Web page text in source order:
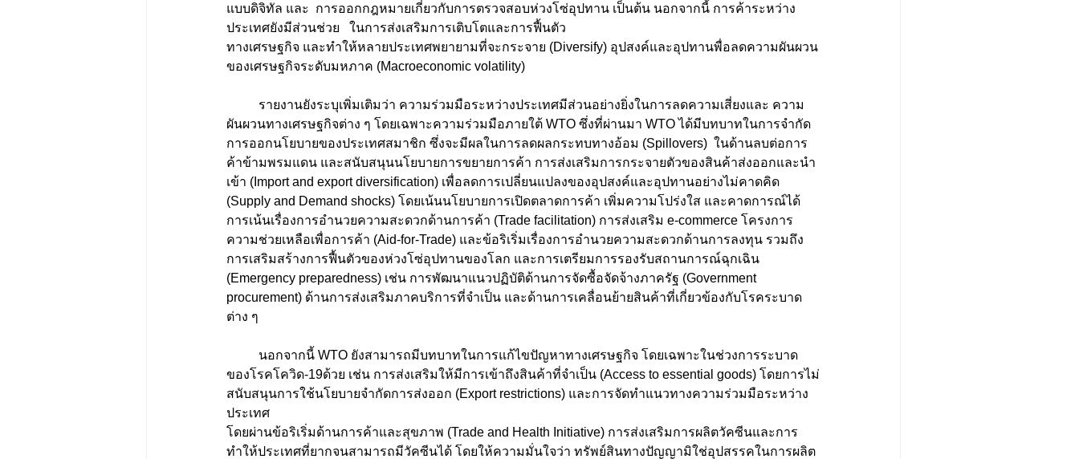
แบบดิจิทัล และ  การออกกฎหมายเกี่ยวกับการตรวจสอบห่วงโซ่อุปทาน เป็นต้น นอกจากนี้ การค้าระหว่าง
ประเทศยังมีส่วนช่วย   ในการส่งเสริมการเติบโตและการฟื้นตัว
ทางเศรษฐกิจ และทำให้หลายประเทศพยายามที่จะกระจาย (Diversify) อุปสงค์และอุปทานพื่อลดความผันผวน
ของเศรษฐกิจระดับมหภาค (Macroeconomic volatility)
ผันผวนทางเศรษฐกิจต่าง ๆ โดยเฉพาะความร่วมมือภายใต้ WTO ซึ่งที่ผ่านมา WTO ได้มีบทบาทในการจำกัด
การออกนโยบายของประเทศสมาชิก ซึ่งจะมีผลในการลดผลกระทบทางอ้อม (Spillovers)  ในด้านลบต่อการ
ค้าข้ามพรมแดน และสนับสนุนนโยบายการขยายการค้า การส่งเสริมการกระจายตัวของสินค้าส่งออกและนำ
เข้า (Import and export diversification) เพื่อลดการเปลี่ยนแปลงของอุปสงค์และอุปทานอย่างไม่คาดคิด
(Supply and Demand shocks) โดยเน้นนโยบายการเปิดตลาดการค้า เพิ่มความโปร่งใส และคาดการณ์ได้
การเน้นเรื่องการอำนวยความสะดวกด้านการค้า (Trade facilitation) การส่งเสริม e-commerce โครงการ
ความช่วยเหลือเพื่อการค้า (Aid-for-Trade) และข้อริเริ่มเรื่องการอำนวยความสะดวกด้านการลงทุน รวมถึง
การเสริมสร้างการฟื้นตัวของห่วงโซ่อุปทานของโลก และการเตรียมการรองรับสถานการณ์ฉุกเฉิน
(Emergency preparedness) เช่น การพัฒนาแนวปฏิบัติด้านการจัดซื้อจัดจ้างภาครัฐ (Government
procurement) ด้านการส่งเสริมภาคบริการที่จำเป็น และด้านการเคลื่อนย้ายสินค้าที่เกี่ยวข้องกับโรคระบาด
ต่าง ๆ
ของโรคโควิด-19ด้วย เช่น การส่งเสริมให้มีการเข้าถึงสินค้าที่จำเป็น (Access to essential goods) โดยการไม่
สนับสนุนการใช้นโยบายจำกัดการส่งออก (Export restrictions) และการจัดทำแนวทางความร่วมมือระหว่าง
ประเทศ
โดยผ่านข้อริเริ่มด้านการค้าและสุขภาพ (Trade and Health Initiative) การส่งเสริมการผลิตวัคซีนและการ
ทำให้ประเทศที่ยากจนสามารถมีวัคซีนได้ โดยให้ความมั่นใจว่า ทรัพย์สินทางปัญญามิใช่อุปสรรคในการผลิต